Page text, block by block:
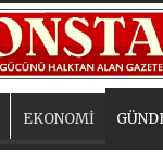
EKONOMİ